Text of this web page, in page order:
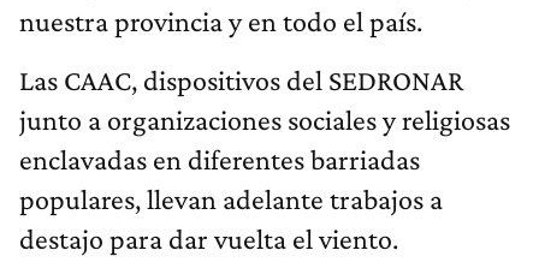
nuestra provincia y en todo el país.
Las CAAC, dispositivos del SEDRONAR
junto a organizaciones sociales y religiosas
enclavadas en diferentes barriadas
populares, llevan adelante trabajos a
destajo para dar vuelta el viento.